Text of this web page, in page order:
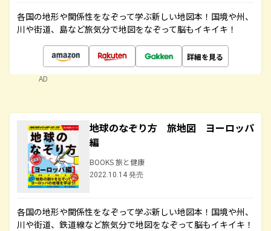
各国の地形や関係性をなぞって学ぶ新しい地図本！国境や州、
川や街道、島など旅気分で地図をなぞって脳もイキイキ！
詳細を見る
AD
地球のなぞり方 旅地図 ヨーロッパ
編
BOOKS 旅と健康
2022.10.14 発売
各国の地形や関係性をなぞって学ぶ新しい地図本！国境や州、
川や街道、鉄道線など旅気分で地図をなぞって脳もイキイキ！